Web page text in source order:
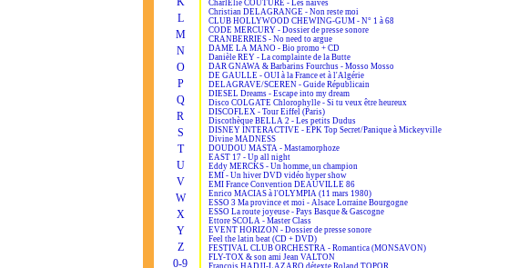
L
M
N
O
P
Q
R
S
T
U
V
W
X
Y
Z
0-9
CharlÉlie COUTURE - Les naïves
Christian DELAGRANGE - Non reste moi
CLUB HOLLYWOOD CHEWING-GUM - N° 1 à 68
CODE MERCURY - Dossier de presse sonore
CRANBERRIES - No need to argue
DAME LA MANO - Bio promo + CD
Danièle REY - La complainte de la Butte
DAR GNAWA & Barbarins Fourchus - Mosso Mosso
DE GAULLE - OUI à la France et à l'Algérie
DELAGRAVE/SCEREN - Guide Républicain
DIESEL Dreams - Escape into my dream
Disco COLGATE Chlorophylle - Si tu veux être heureux
DISCOFLEX - Tour Eiffel (Paris)
Discothèque BELLA 2 - Les petits Dudus
DISNEY INTERACTIVE - EPK Top Secret/Panique à Mickeyville
Divine MADNESS
DOUDOU MASTA - Mastamorphoze
EAST 17 - Up all night
Eddy MERCKS - Un homme, un champion
EMI - Un hiver DVD vidéo hyper show
EMI France Convention DEAUVILLE 86
Enrico MACIAS à l'OLYMPIA (11 mars 1980)
ESSO 3 Ma province et moi - Alsace Lorraine Bourgogne
ESSO La route joyeuse - Pays Basque & Gascogne
Ettore SCOLA - Master Class
EVENT HORIZON - Dossier de presse sonore
Feel the latin beat (CD + DVD)
FESTIVAL CLUB ORCHESTRA - Romantica (MONSAVON)
FLY-TOX & son ami Jean VALTON
François HADJI-LAZARO détexte Roland TOPOR